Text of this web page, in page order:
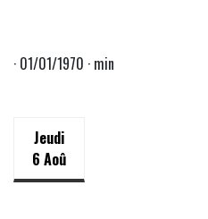
· 01/01/1970 · min
Jeudi
6 Aoû